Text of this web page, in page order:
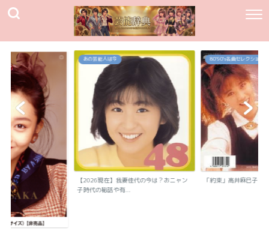
あの芸能人は今
【2026現在】我妻佳代の今は？おニャン
子時代の秘話や有...
80`90's名曲セレクション
「約束」高井麻巳子